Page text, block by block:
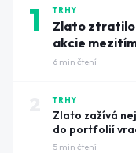
1 TRHY
Zlato ztratilo
akcie
6 min čtení
TRHY
Zlato zažívá
do portfolií
5 min čtení